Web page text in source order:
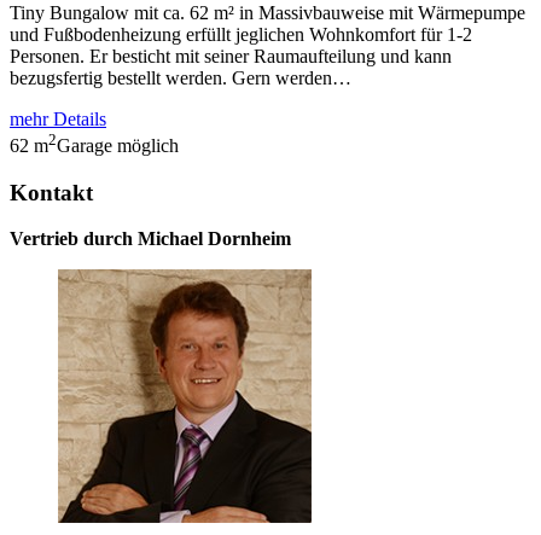
Tiny Bungalow mit ca. 62 m² in Massivbauweise mit Wärmepumpe
und Fußbodenheizung erfüllt jeglichen Wohnkomfort für 1-2
Personen. Er besticht mit seiner Raumaufteilung und kann
bezugsfertig bestellt werden. Gern werden…
mehr Details
62 m2Garage möglich
Kontakt
Vertrieb durch Michael Dornheim